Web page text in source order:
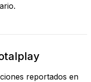
reportados en